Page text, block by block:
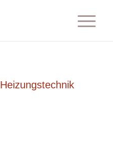
Heizungstechnik